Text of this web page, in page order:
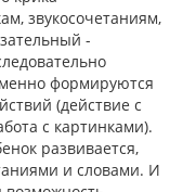
звукосочетаниям,
-
формируются
(действие с
с картинками).
развивается,
и словами. И